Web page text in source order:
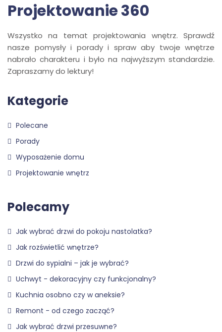
Projektowanie 360
Wszystko na temat projektowania wnętrz. Sprawdź
nasze pomysły i porady i spraw aby twoje wnętrze
nabrało charakteru i było na najwyższym standardzie.
Zapraszamy do lektury!
Kategorie
Polecane
Porady
Wyposażenie domu
Projektowanie wnętrz
Polecamy
Jak wybrać drzwi do pokoju nastolatka?
Jak rozświetlić wnętrze?
Drzwi do sypialni – jak je wybrać?
Uchwyt - dekoracyjny czy funkcjonalny?
Kuchnia osobno czy w aneksie?
Remont - od czego zacząć?
Jak wybrać drzwi przesuwne?